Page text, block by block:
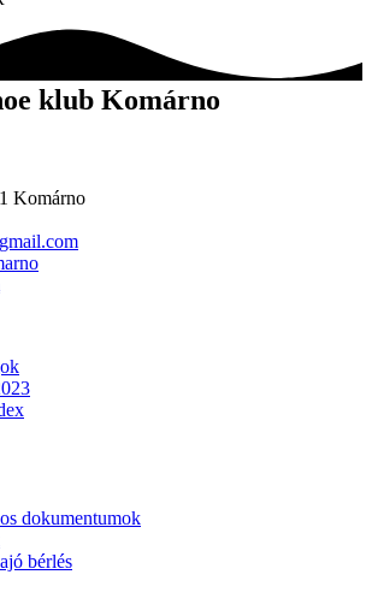
klub Komárno
Komárno
dokumentumok
bérlés